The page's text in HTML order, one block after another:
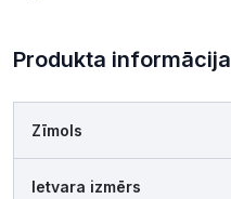
Produkta informācija
Zīmols
Ietvara izmērs